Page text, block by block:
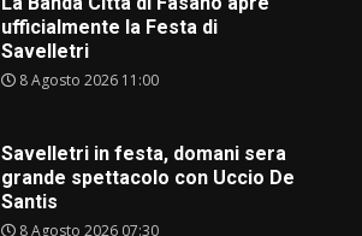
Savelletri in festa, domani sera
grande spettacolo con Uccio De
Santis
Politiche Giovanili e Mobilità
Sostenibile: premiati gli studenti
universitari del bando “La strada
giusta”